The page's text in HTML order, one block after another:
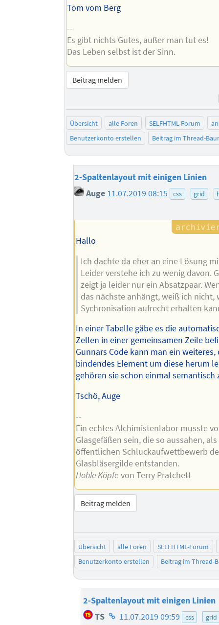
Tom vom Berg
--
Es gibt nichts Gutes, außer man tut es!
Das Leben selbst ist der Sinn.
Beitrag melden
Übersicht alle Foren SELFHTML-Forum
Benutzerkonto erstellen
Beitrag im Thread-
2-Spaltenlayout mit einigen Linien
Auge 11.07.2019 08:15 css grid
Hallo
Ich dachte da eher an eine Lösung
Leider verstehe ich zu wenig davon.
zeigt ja leider nur ein Absatzpaar.
das nächste anhängt, weiß ich nicht,
Sychronisation aufrecht erhalten
In einer Tabelle gäbe es die
Zellen in einer gemeinsamen Zeile
Gunnars Code kann man ein
bindendes Element um diese herum
gehören sie schon einmal semantisch
Tschö, Auge
--
Ein echtes Alchimistenlabor musste
Glasgefäßen sein, die so aussahen,
öffentlichen Schluckaufwettbewerb
Glasbläsergilde entstanden.
Hohle Köpfe von Terry Pratchett
Beitrag melden
Übersicht alle Foren
SELFHTML-Forum
Benutzerkonto erstellen
Beitrag im Thread-
2-Spaltenlayout mit einigen Linien
TS Homepage
11.07.2019 09:59 css grid